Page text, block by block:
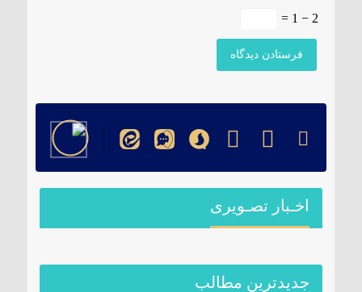
2 − 1 =
اخـبار تصـویری
جدیدترین مطالب